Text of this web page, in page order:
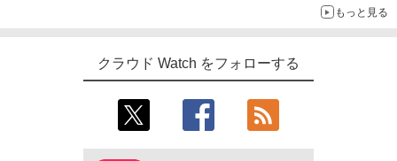
もっと見る
クラウド Watch をフォローする